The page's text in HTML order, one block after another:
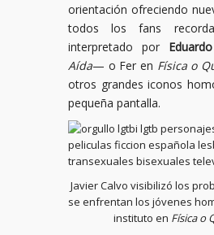
orientación ofreciendo
todos los fans
interpretado por
Aída— o Fer en Física o
otros grandes iconos
pequeña pantalla.
Javier Calvo visibilizó los
se enfrentan los jóvenes
instituto en Física o